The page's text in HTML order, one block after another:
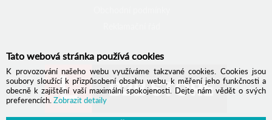
Tato webová stránka používá cookies
K provozování našeho webu využíváme takzvané cookies. Cookies jsou
soubory sloužící k přizpůsobení obsahu webu, k měření jeho funkčnosti a
obecně k zajištění vaší maximální spokojenosti. Dejte nám vědět o svých
preferencích.Zobrazit detaily